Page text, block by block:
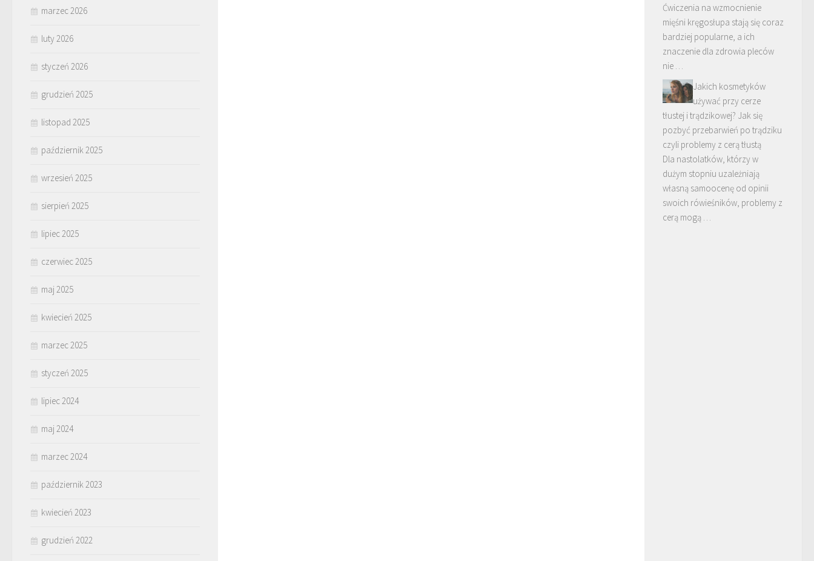
marzec 2026
luty 2026
styczeń 2026
grudzień 2025
listopad 2025
październik 2025
wrzesień 2025
sierpień 2025
lipiec 2025
czerwiec 2025
maj 2025
kwiecień 2025
marzec 2025
styczeń 2025
lipiec 2024
maj 2024
marzec 2024
październik 2023
kwiecień 2023
grudzień 2022
Ćwiczenia na wzmocnienie
mięśni kręgosłupa stają się coraz
bardziej popularne, a ich
znaczenie dla zdrowia pleców
nie …
Jakich kosmetyków
używać przy cerze
tłustej i trądzikowej? Jak się
pozbyć przebarwień po trądziku
czyli problemy z cerą tłustą
Dla nastolatków, którzy w
dużym stopniu uzależniają
własną samoocenę od opinii
swoich rówieśników, problemy z
cerą mogą …